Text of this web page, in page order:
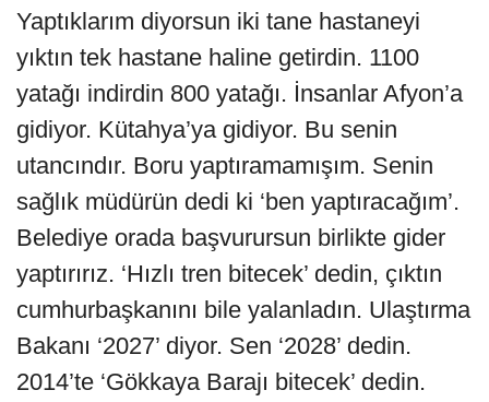
Yaptıklarım diyorsun iki tane hastaneyi
yıktın tek hastane haline getirdin. 1100
yatağı indirdin 800 yatağı. İnsanlar Afyon’a
gidiyor. Kütahya’ya gidiyor. Bu senin
utancındır. Boru yaptıramamışım. Senin
sağlık müdürün dedi ki ‘ben yaptıracağım’.
Belediye orada başvurursun birlikte gider
yaptırırız. ‘Hızlı tren bitecek’ dedin, çıktın
cumhurbaşkanını bile yalanladın. Ulaştırma
Bakanı ‘2027’ diyor. Sen ‘2028’ dedin.
2014’te ‘Gökkaya Barajı bitecek’ dedin.